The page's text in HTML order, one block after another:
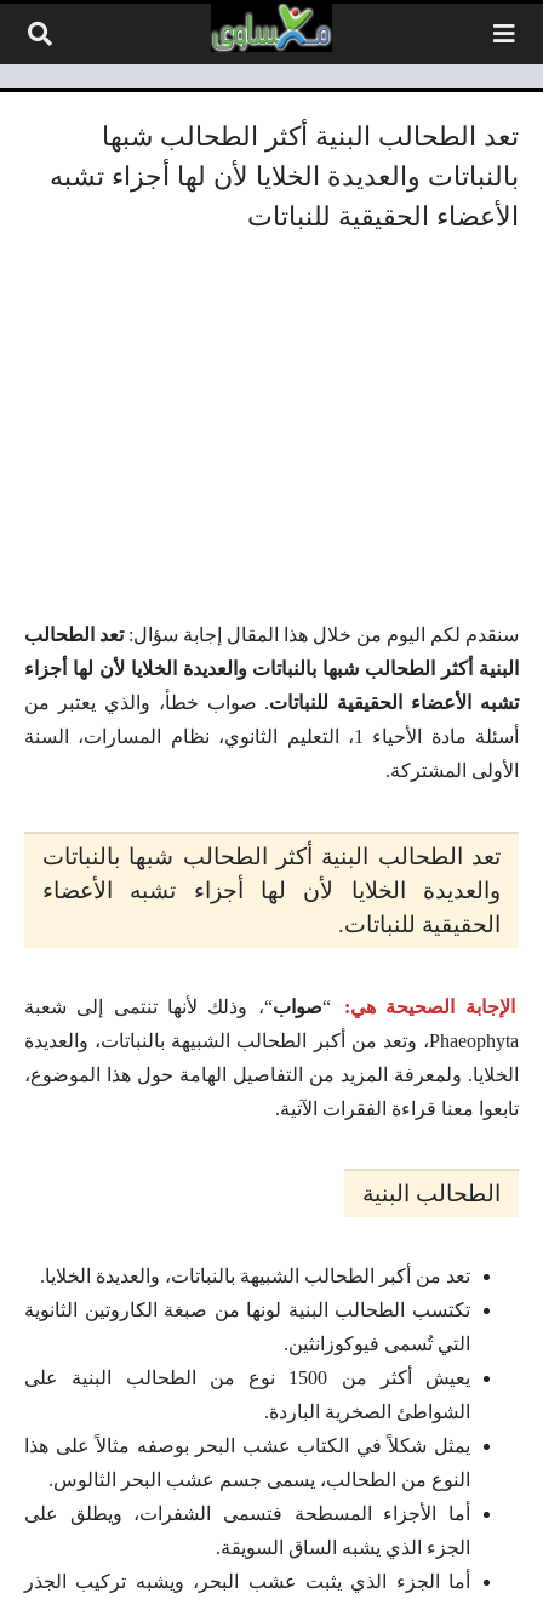
تعد الطحالب البنية أكثر الطحالب شبها
بالنباتات والعديدة الخلايا لأن لها أجزاء تشبه
الأعضاء الحقيقية للنباتات
سنقدم لكم اليوم من خلال هذا المقال إجابة سؤال:تعد الطحالب
البنية أكثر الطحالب شبها بالنباتات والعديدة الخلايا لأن لها أجزاء
تشبه الأعضاء الحقيقية للنباتات. صواب خطأ، والذي يعتبر من
أسئلة مادة الأحياء 1، التعليم الثانوي، نظام المسارات، السنة
الأولى المشتركة.
تعد الطحالب البنية أكثر الطحالب شبها بالنباتات
والعديدة الخلايا لأن لها أجزاء تشبه الأعضاء
الحقيقية للنباتات.
الإجابة الصحيحة هي: “صواب“، وذلك لأنها تنتمى إلى شعبة
Phaeophyta، وتعد من أكبر الطحالب الشبيهة بالنباتات، والعديدة
الخلايا. ولمعرفة المزيد من التفاصيل الهامة حول هذا الموضوع،
تابعوا معنا قراءة الفقرات الآتية.
الطحالب البنية
تعد من أكبر الطحالب الشبيهة بالنباتات، والعديدة الخلايا.
تكتسب الطحالب البنية لونها من صبغة الكاروتين الثانوية
التي تُسمى فيوكوزانثين.
يعيش أكثر من 1500 نوع من الطحالب البنية على
الشواطئ الصخرية الباردة.
يمثل شكلاً في الكتاب عشب البحر بوصفه مثالاً على هذا
النوع من الطحالب، يسمى جسم عشب البحر الثالوس.
أما الأجزاء المسطحة فتسمى الشفرات، ويطلق على
الجزء الذي يشبه الساق السويقة.
أما الجزء الذي يثبت عشب البحر، ويشبه تركيب الجذر